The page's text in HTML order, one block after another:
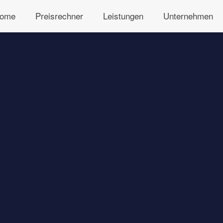
Preisrechner Leistungen Unternehmen